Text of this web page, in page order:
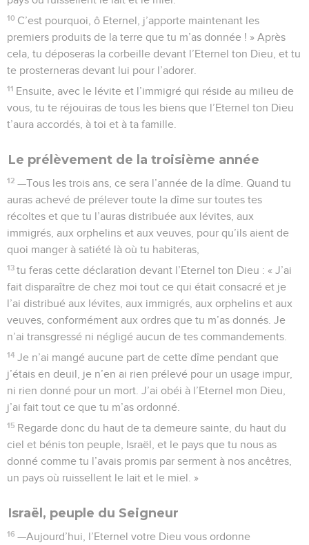
10 C’est pourquoi, ô Eternel, j’apporte maintenant les
premiers produits de la terre que tu m’as donnée ! » Après
cela, tu déposeras la corbeille devant l’Eternel ton Dieu, et tu
te prosterneras devant lui pour l’adorer.
11 Ensuite, avec le lévite et l’immigré qui réside au milieu de
vous, tu te réjouiras de tous les biens que l’Eternel ton Dieu
t’aura accordés, à toi et à ta famille.
Le prélèvement de la troisième année
12 —Tous les trois ans, ce sera l’année de la dîme. Quand tu
auras achevé de prélever toute la dîme sur toutes tes
récoltes et que tu l’auras distribuée aux lévites, aux
immigrés, aux orphelins et aux veuves, pour qu’ils aient de
quoi manger à satiété là où tu habiteras,
13 tu feras cette déclaration devant l’Eternel ton Dieu : « J’ai
fait disparaître de chez moi tout ce qui était consacré et je
l’ai distribué aux lévites, aux immigrés, aux orphelins et aux
veuves, conformément aux ordres que tu m’as donnés. Je
n’ai transgressé ni négligé aucun de tes commandements.
14 Je n’ai mangé aucune part de cette dîme pendant que
j’étais en deuil, je n’en ai rien prélevé pour un usage impur,
ni rien donné pour un mort. J’ai obéi à l’Eternel mon Dieu,
j’ai fait tout ce que tu m’as ordonné.
15 Regarde donc du haut de ta demeure sainte, du haut du
ciel et bénis ton peuple, Israël, et le pays que tu nous as
donné comme tu l’avais promis par serment à nos ancêtres,
un pays où ruissellent le lait et le miel. »
Israël, peuple du Seigneur
16 —Aujourd’hui, l’Eternel votre Dieu vous ordonne